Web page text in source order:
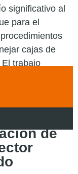
significativo al
para el
cajas de
trabajo
de